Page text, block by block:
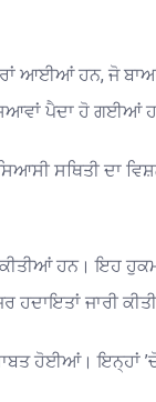
ਆਈਆਂ ਹਨ, ਜੋ
ਪੈਦਾ ਹੋ ਗਈਆਂ
ਸਥਿਤੀ ਦਾ
ਕੀਤੀਆਂ ਹਨ। ਇਹ
ਹਦਾਇਤਾਂ ਜਾਰੀ
ਹੋਈਆਂ। ਇਨ੍ਹਾਂ